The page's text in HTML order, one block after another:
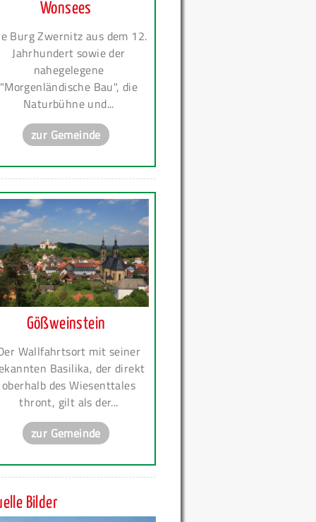
Wonsees
Burg Zwernitz aus dem 12.
Jahrhundert sowie der
nahegelegene
"Morgenländische Bau", die
Naturbühne und...
zur Gemeinde
Gößweinstein
Wallfahrtsort mit seiner
Basilika, der direkt
oberhalb des Wiesenttales
thront, gilt als der...
zur Gemeinde
Bilder